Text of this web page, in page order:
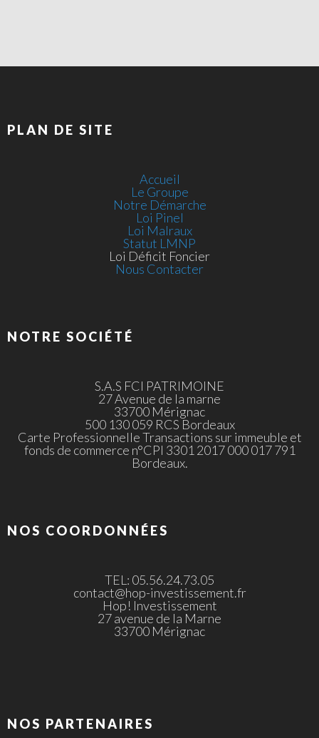
PLAN DE SITE
Accueil
Le Groupe
Notre Démarche
Loi Pinel
Loi Malraux
Statut LMNP
Loi Déficit Foncier
Nous Contacter
NOTRE SOCIÉTÉ
S.A.S FCI PATRIMOINE
27 Avenue de la marne
33700 Mérignac
500 130 059 RCS Bordeaux
Carte Professionnelle Transactions sur immeuble et
fonds de commerce n°CPI 3301 2017 000 017 791
Bordeaux.
NOS COORDONNÉES
TEL: 05.56.24.73.05
contact@hop-investissement.fr
Hop! Investissement
27 avenue de la Marne
33700 Mérignac
NOS PARTENAIRES